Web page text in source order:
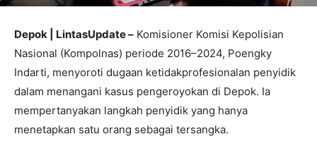
Depok | LintasUpdate – Komisioner Komisi Kepolisian
Nasional (Kompolnas) periode 2016–2024, Poengky
Indarti, menyoroti dugaan ketidakprofesionalan penyidik
dalam menangani kasus pengeroyokan di Depok. Ia
mempertanyakan langkah penyidik yang hanya
menetapkan satu orang sebagai tersangka.